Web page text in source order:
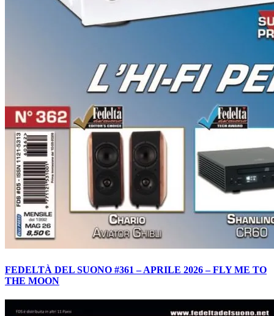
FEDELTÀ DEL SUONO #361 – APRILE 2026 – FLY ME TO
THE MOON